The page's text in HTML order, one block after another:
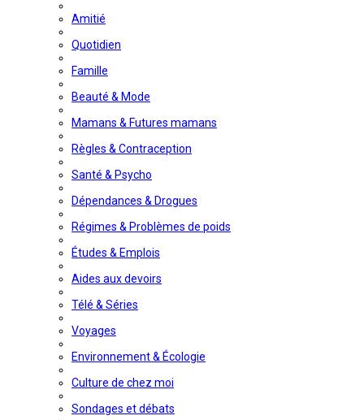
Amitié
Quotidien
Famille
Beauté & Mode
Mamans & Futures mamans
Règles & Contraception
Santé & Psycho
Dépendances & Drogues
Régimes & Problèmes de poids
Études & Emplois
Aides aux devoirs
Télé & Séries
Voyages
Environnement & Écologie
Culture de chez moi
Sondages et débats